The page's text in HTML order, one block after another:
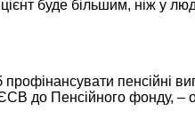
буде більшим, ніж у
пенсійні
до Пенсійного фонду,